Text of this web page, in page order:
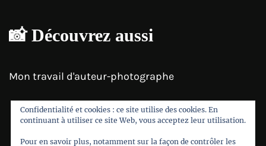
📸 Découvrez aussi
Mon travail d'auteur-photographe
Confidentialité et cookies : ce site utilise des cookies. En
continuant à utiliser ce site Web, vous acceptez leur utilisation.
Pour en savoir plus, notamment sur la façon de contrôler les